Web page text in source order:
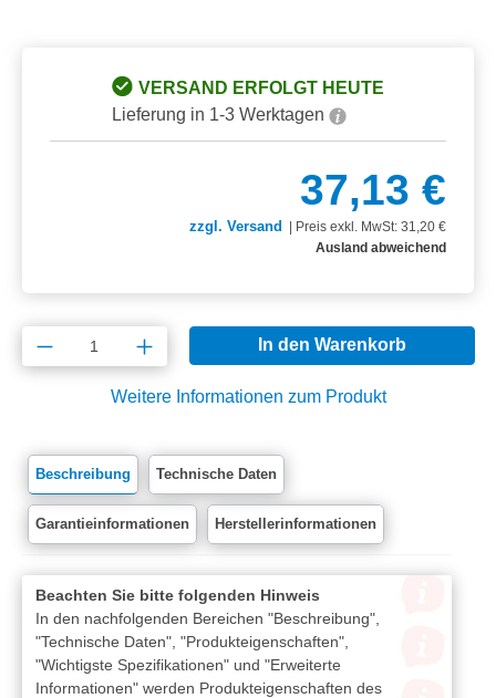
VERSAND ERFOLGT HEUTE
Lieferung in 1-3 Werktagen
37,13 €
zzgl. Versand
Preis exkl. MwSt: 31,20 €
Ausland abweichend
Produkt Anzahl: Gib den gewünschten
In den Warenkorb
Weitere Informationen zum Produkt
Beschreibung Technische Daten
Garantieinformationen Herstellerinformationen
Beachten Sie bitte folgenden Hinweis
In den nachfolgenden Bereichen "Beschreibung",
"Technische Daten", "Produkteigenschaften",
"Wichtigste Spezifikationen" und "Erweiterte
Informationen" werden Produkteigenschaften des